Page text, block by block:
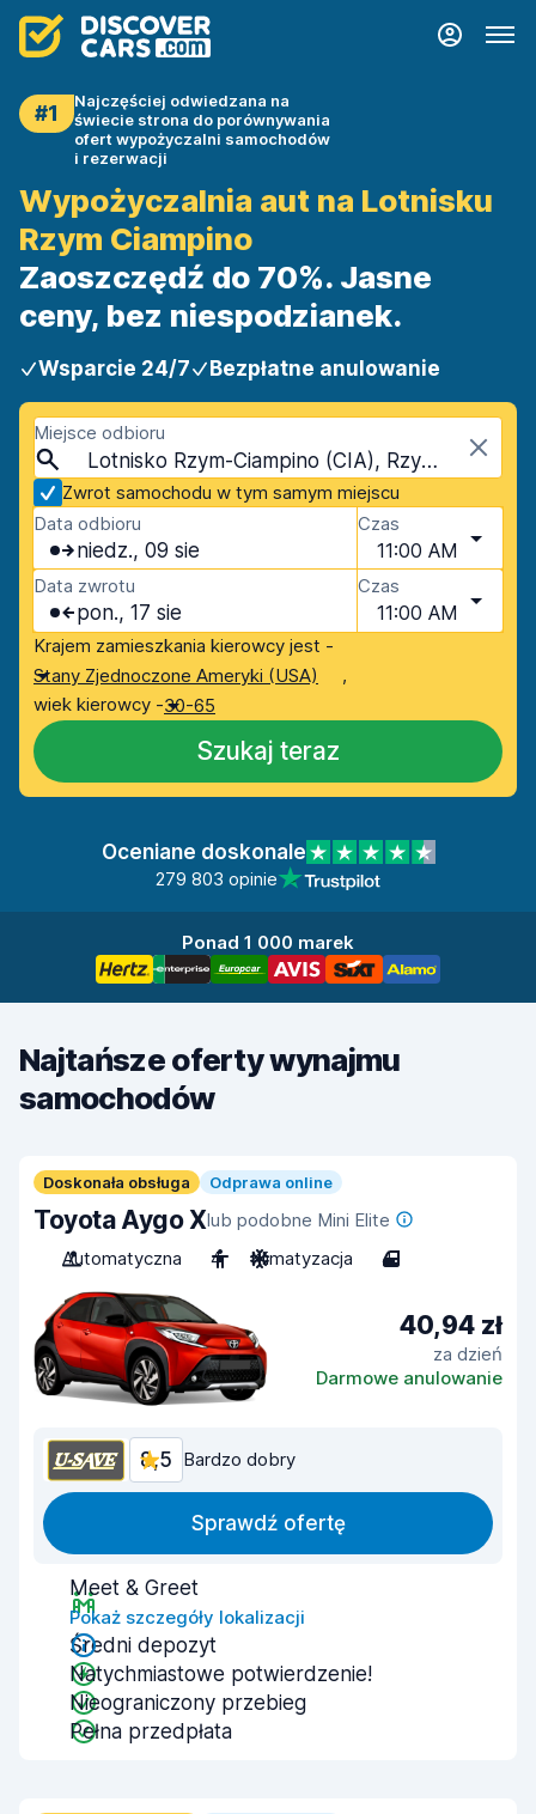
#1
Najczęściej odwiedzana na
świecie strona do porównywania
ofert wypożyczalni samochodów
i rezerwacji
Wypożyczalnia aut na Lotnisku
Rzym Ciampino
Zaoszczędź do 70%. Jasne
ceny, bez niespodzianek.
Wsparcie 24/7 Bezpłatne anulowanie
Miejsce odbioru
Lotnisko Rzym-Ciampino (CIA), Rzym, Włochy - Ląd Stały
Zwrot samochodu w tym samym miejscu
Data odbioru
niedz., 09 sie
Czas
11:00 AM
Data zwrotu
pon., 17 sie
Czas
11:00 AM
Krajem zamieszkania kierowcy jest -
Stany Zjednoczone Ameryki (USA)
,
wiek kierowcy -30-65
Szukaj teraz
Oceniane doskonale
279 803 opinie
Ponad 1 000 marek
Najtańsze oferty wynajmu
samochodów
Doskonała obsługa Odprawa online
Toyota Aygo Xlub podobne Mini Elite
Automatyczna
4 Klimatyzacja 4
40,94 zł
za dzień
Darmowe anulowanie
8,5 Bardzo dobry
Sprawdź ofertę
Meet & Greet
Pokaż szczegóły lokalizacji
Średni depozyt
Natychmiastowe potwierdzenie!
Nieograniczony przebieg
Pełna przedpłata